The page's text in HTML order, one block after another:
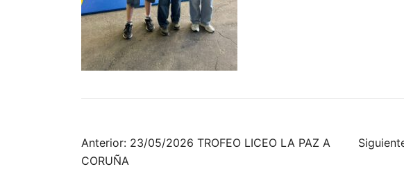
Navegación
Anterior: 23/05/2026 TROFEO LICEO LA PAZ A
CORUÑA